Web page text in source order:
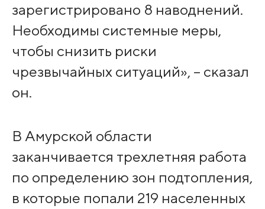
зарегистрировано 8 наводнений.
Необхо­димы системные меры,
чтобы снизить риски
чрезвычайных ситуац­ий», – сказал
он.
В Амурской области
заканчивается трехлетняя работа
по определению зон подтопления,
в которые попали 219 населен­ных